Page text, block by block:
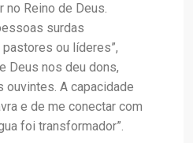
no Reino de Deus.
surdas
ou líderes”,
Deus nos deu dons,
ouvintes. A capacidade
e de me conectar com
foi transformador”.